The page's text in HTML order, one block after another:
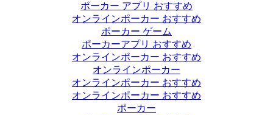
ポーカー アプリ おすすめ
オンラインポーカー おすすめ
ポーカー ゲーム
ポーカーアプリ おすすめ
オンラインポーカー おすすめ
オンラインポーカー
オンラインポーカー おすすめ
オンラインポーカー おすすめ
ポーカー